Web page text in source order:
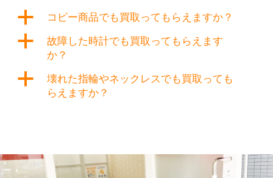
a コピー商品でも買取ってもらえますか？
a
故障した時計でも買取ってもらえます
か？
a
壊れた指輪やネックレスでも買取っても
らえますか？